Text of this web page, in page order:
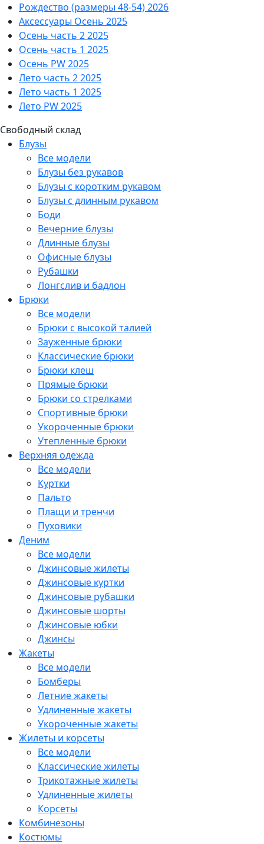
Рождество (размеры 48-54) 2026
Аксессуары Осень 2025
Осень часть 2 2025
Осень часть 1 2025
Осень PW 2025
Лето часть 2 2025
Лето часть 1 2025
Лето PW 2025
Свободный склад
Блузы
Все модели
Блузы без рукавов
Блузы с коротким рукавом
Блузы с длинным рукавом
Боди
Вечерние блузы
Длинные блузы
Офисные блузы
Рубашки
Лонгслив и бадлон
Брюки
Все модели
Брюки с высокой талией
Зауженные брюки
Классические брюки
Брюки клеш
Прямые брюки
Брюки со стрелками
Спортивные брюки
Укороченные брюки
Утепленные брюки
Верхняя одежда
Все модели
Куртки
Пальто
Плащи и тренчи
Пуховики
Деним
Все модели
Джинсовые жилеты
Джинсовые куртки
Джинсовые рубашки
Джинсовые шорты
Джинсовые юбки
Джинсы
Жакеты
Все модели
Бомберы
Летние жакеты
Удлиненные жакеты
Укороченные жакеты
Жилеты и корсеты
Все модели
Классические жилеты
Трикотажные жилеты
Удлиненные жилеты
Корсеты
Комбинезоны
Костюмы